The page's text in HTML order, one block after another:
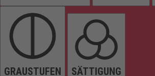
GRAUSTUFEN SÄTTIGUNG